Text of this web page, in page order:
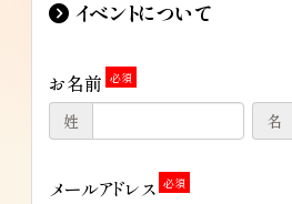
イベントについて
お名前
姓 名
メールアドレス